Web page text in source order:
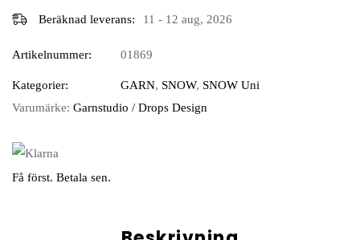
Beräknad leverans: 11 - 12 aug, 2026
Artikelnummer: 01869
Kategorier: GARN, SNOW, SNOW Uni
Varumärke: Garnstudio / Drops Design
Få först. Betala sen.